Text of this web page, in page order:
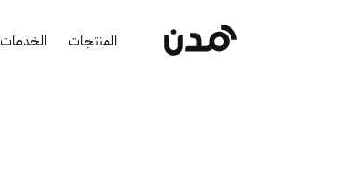
المنتجات الخدمات